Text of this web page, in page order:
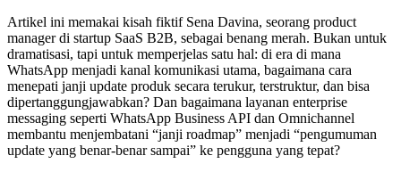
Artikel ini memakai kisah fiktif Sena Davina, seorang product
manager di startup SaaS B2B, sebagai benang merah. Bukan untuk
dramatisasi, tapi untuk memperjelas satu hal: di era di mana
WhatsApp menjadi kanal komunikasi utama, bagaimana cara
menepati janji update produk secara terukur, terstruktur, dan bisa
dipertanggungjawabkan? Dan bagaimana layanan enterprise
messaging seperti WhatsApp Business API dan Omnichannel
membantu menjembatani “janji roadmap” menjadi “pengumuman
update yang benar-benar sampai” ke pengguna yang tepat?